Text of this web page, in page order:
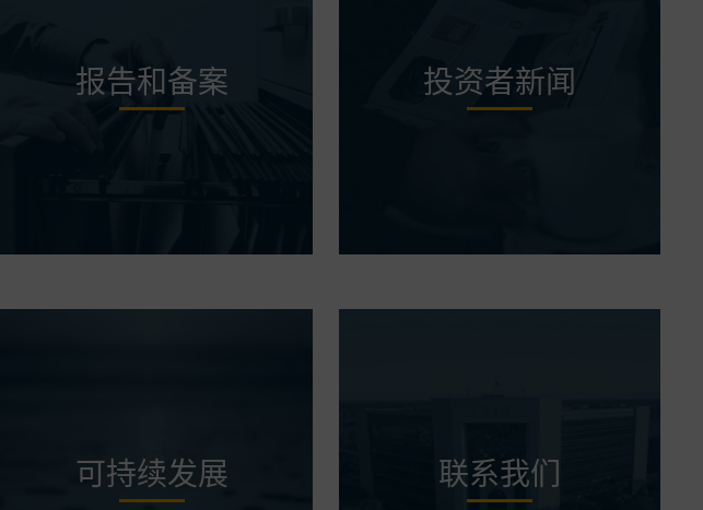
报告和备案 投资者新闻
可持续发展 联系我们